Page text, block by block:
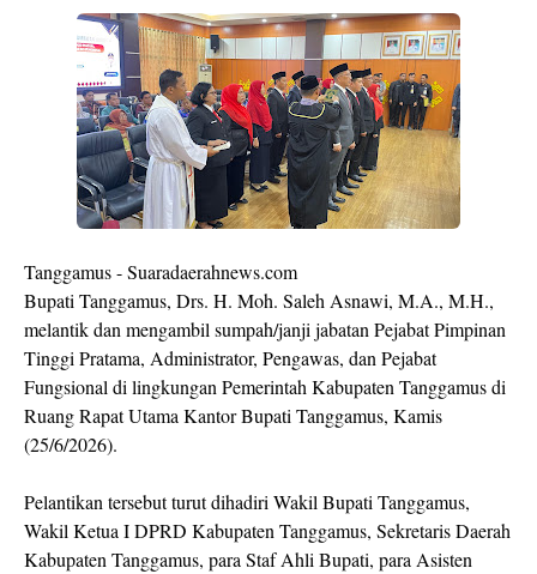
Tanggamus - Suaradaerahnews.com
Bupati Tanggamus, Drs. H. Moh. Saleh Asnawi, M.A., M.H.,
melantik dan mengambil sumpah/janji jabatan Pejabat Pimpinan
Tinggi Pratama, Administrator, Pengawas, dan Pejabat
Fungsional di lingkungan Pemerintah Kabupaten Tanggamus di
Ruang Rapat Utama Kantor Bupati Tanggamus, Kamis
(25/6/2026).
Pelantikan tersebut turut dihadiri Wakil Bupati Tanggamus,
Wakil Ketua I DPRD Kabupaten Tanggamus, Sekretaris Daerah
Kabupaten Tanggamus, para Staf Ahli Bupati, para Asisten